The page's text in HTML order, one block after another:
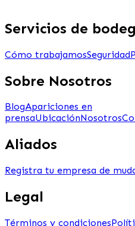
Servicios de
Cómo trabajamosSeguridad
Sobre Nosotros
BlogApariciones en
prensaUbicaciónNosotros
Aliados
Registra tu empresa de
Legal
Términos y condiciones